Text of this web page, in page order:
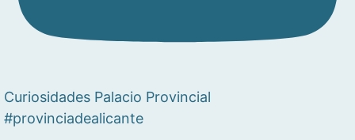
Curiosidades Palacio Provincial
#provinciadealicante